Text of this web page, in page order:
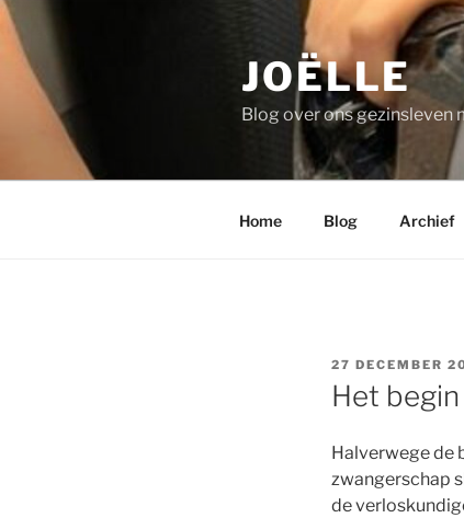
Ga
naar
inhoud
JOËLLE
Blog over ons gezinsleven
Home Blog Archief
GEPLAATST
OP
27 DECEMBER
Het begin
Halverwege de
zwangerschap
de